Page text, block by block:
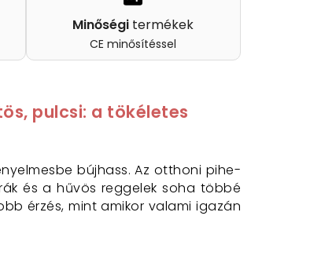
Minőségi termékek
CE minősítéssel
pulcsi: a tökéletes
bújhass. Az otthoni pihe-
és a hűvös reggelek soha többé
érzés, mint amikor valami igazán